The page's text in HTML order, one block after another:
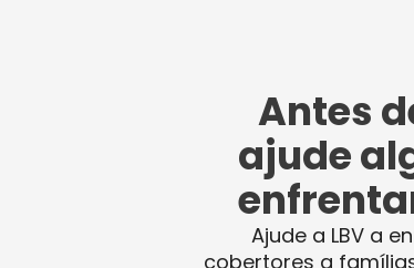
história dos desportistas, bem
vou assistir às competições e
o nosso país e à LBV por nos
Vitória, também de 10 anos.
Antes
ajude
Ajude a LBV a
cobertores a